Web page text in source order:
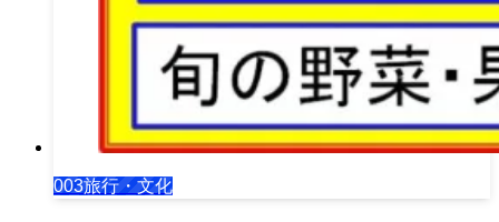
003旅行・文化